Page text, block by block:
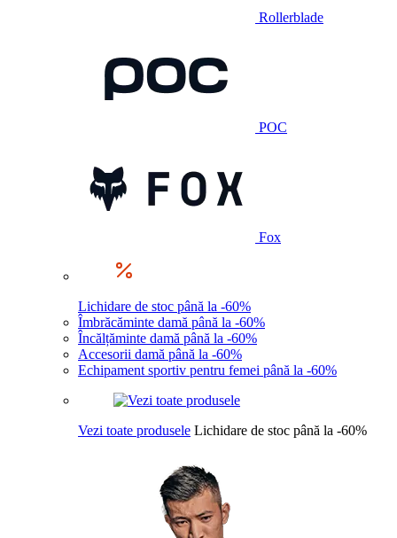
Rollerblade
POC
Fox
Lichidare de stoc până la -60%
Îmbrăcăminte damă până la -60%
Încălțăminte damă până la -60%
Accesorii damă până la -60%
Echipament sportiv pentru femei până la -60%
Vezi toate produsele Lichidare de stoc până la -60%